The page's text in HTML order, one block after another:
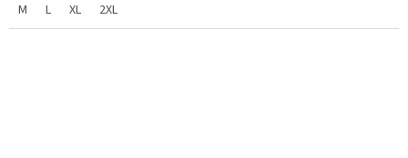
pockets with flaps....
M L XL 2XL
bottom...